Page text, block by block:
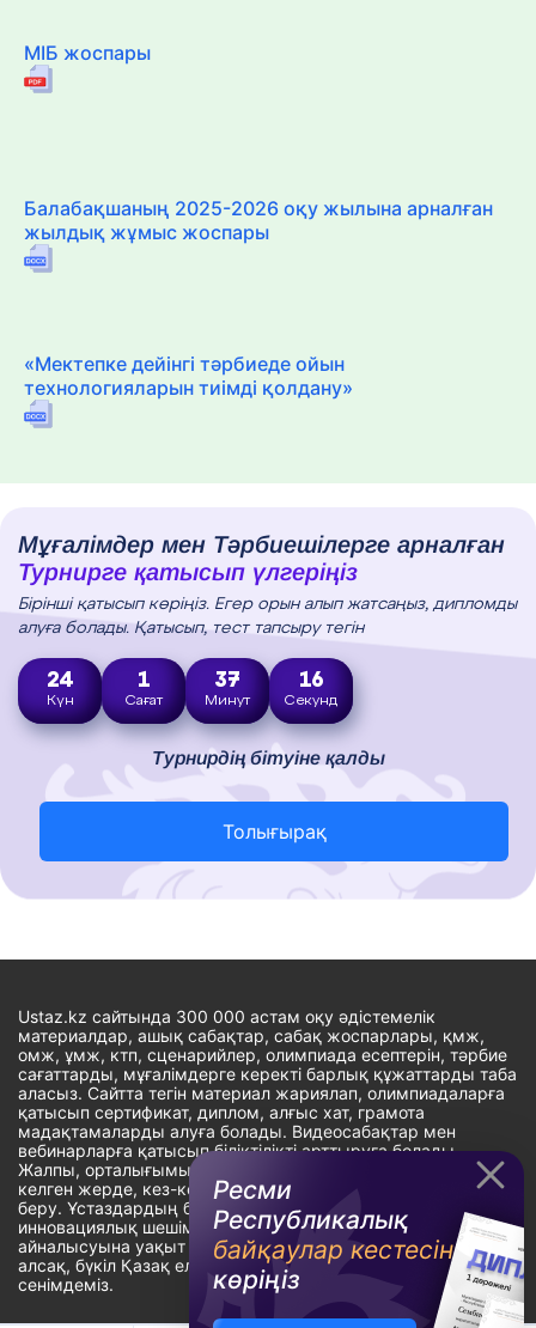
Ресми
Республикалық
байқаулар кестесін
көріңіз
МІБ жоспары
Балабақшаның 2025-2026 оқу жылына арналған
жылдық жұмыс жоспары
«Мектепке дейінгі тәрбиеде ойын
технологияларын тиімді қолдану»
Мұғалімдер мен Тәрбиешілерге арналған
Турнирге қатысып үлгеріңіз
Бірінші қатысып көріңіз. Егер орын алып жатсаңыз, дипломды
алуға болады. Қатысып, тест тапсыру тегін
24
Күн
1
Сағат
37
Минут
15
Секунд
Турнирдің бітуіне қалды
Толығырақ
Ustaz.kz сайтында 300 000 астам оқу әдістемелік
материалдар, ашық сабақтар, сабақ жоспарлары, қмж,
омж, ұмж, ктп, сценарийлер, олимпиада есептерін, тәрбие
сағаттарды, мұғалімдерге керекті барлық құжаттарды таба
аласыз. Сайтта тегін материал жариялап, олимпиадаларға
қатысып сертификат, диплом, алғыс хат, грамота
мадақтамаларды алуға болады. Видеосабақтар мен
вебинарларға қатысып біліктілікті арттыруға болады.
Жалпы, орталығымыздың басты мақсаты: ұстаздарға кез-
келген жерде, кез-келген уақытта білім алуына мүмкіндік
беру. Ұстаздардың барлық өзекті мәселелеріне
инновациялық шешім тауып, шығармашылық жұмыспен
айналысуына уақыт сыйлау. «Ұстаздарға сапалы білім бере
алсақ, бүкіл Қазақ еліне білім бере аламыз» - деген
сенімдеміз.